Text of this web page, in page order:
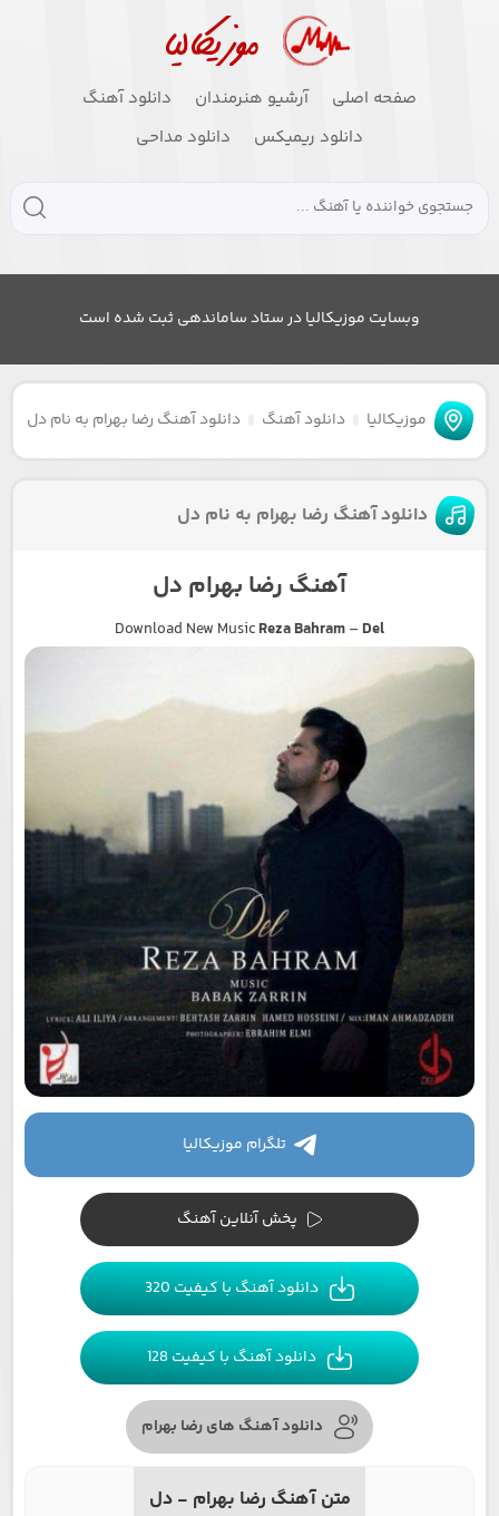
صفحه اصلی آرشیو هنرمندان
دانلود آهنگ
دانلود ریمیکس
دانلود مداحی
وبسایت موزیکالیا در ستاد ساماندهی ثبت شده است
موزیکالیا دانلود آهنگ دانلود آهنگ رضا بهرام به نام دل
دانلود آهنگ رضا بهرام به نام دل
آهنگ رضا بهرام دل
Download New MusicReza Bahram– Del
تلگرام موزیکالیا
پخش آنلاین آهنگ
دانلود آهنگ با کیفیت 320
دانلود آهنگ با کیفیت 128
دانلود آهنگ های رضا بهرام
متن آهنگ رضا بهرام - دل